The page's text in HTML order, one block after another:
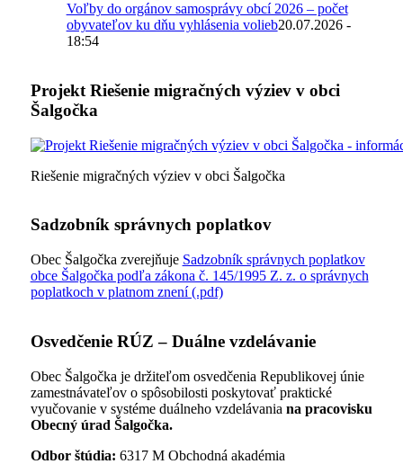
Voľby do orgánov samosprávy obcí 2026 – počet
obyvateľov ku dňu vyhlásenia volieb20.07.2026 -
18:54
Projekt Riešenie migračných výziev v obci
Šalgočka
Riešenie migračných výziev v obci Šalgočka
Sadzobník správnych poplatkov
Obec Šalgočka zverejňuje Sadzobník správnych poplatkov
obce Šalgočka podľa zákona č. 145/1995 Z. z. o správnych
poplatkoch v platnom znení (.pdf)
Osvedčenie RÚZ – Duálne vzdelávanie
Obec Šalgočka je držiteľom osvedčenia Republikovej únie
zamestnávateľov o spôsobilosti poskytovať praktické
vyučovanie v systéme duálneho vzdelávania na pracovisku
Obecný úrad Šalgočka.
Odbor štúdia: 6317 M Obchodná akadémia